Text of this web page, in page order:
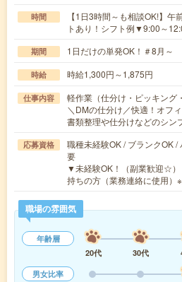
時間
【1日3時間～も相談OK!】
トあり！シフト例▼9:00～
期間 1日だけの単発OK！＃8月～
時給 時給1,300円～1,875円
仕事内容
軽作業（仕分け・ピッキング
＼DMの仕分け／快適！オフ
書類整理や仕分けなどのシ
応募資格
職種未経験OK / ブランクOK
要
▼未経験OK！（副業歓迎☆
持ちの方（業務連絡に使用
職場の雰囲気
年齢層
20代
30代
男女比率